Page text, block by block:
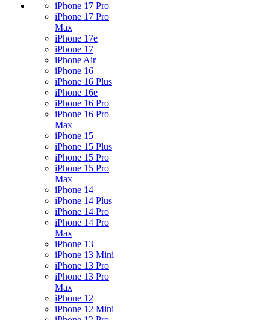
iPhone 17 Pro
iPhone 17 Pro
Max
iPhone 17e
iPhone 17
iPhone Air
iPhone 16
iPhone 16 Plus
iPhone 16e
iPhone 16 Pro
iPhone 16 Pro
Max
iPhone 15
iPhone 15 Plus
iPhone 15 Pro
iPhone 15 Pro
Max
iPhone 14
iPhone 14 Plus
iPhone 14 Pro
iPhone 14 Pro
Max
iPhone 13
iPhone 13 Mini
iPhone 13 Pro
iPhone 13 Pro
Max
iPhone 12
iPhone 12 Mini